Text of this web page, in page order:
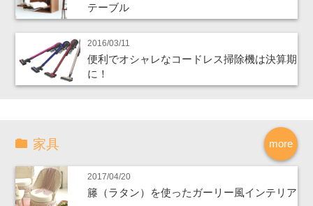
テーブル
2016/03/11
便利でオシャレなコードレス掃除機は決算期
に！
more
家具
2017/04/20
籐（ラタン）を使ったガーリー風インテリア